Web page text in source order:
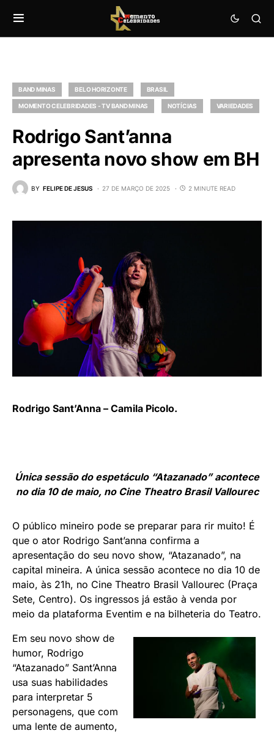
BAND MINAS BELO HORIZONTE BRASIL
MOMENTO CELEBRIDADES - TV BAND MINAS NOTÍCIAS VARIEDADES
Rodrigo Sant’anna
apresenta novo show em BH
BY FELIPE DE JESUS 27 DE MARÇO DE 2025 2 MINUTE READ
Rodrigo Sant’Anna – Camila Picolo.
Única sessão do espetáculo “Atazanado” acontece
no dia 10 de maio, no Cine Theatro Brasil Vallourec
O público mineiro pode se preparar para rir muito! É
que o ator Rodrigo Sant’anna confirma a
apresentação do seu novo show, “Atazanado”, na
capital mineira. A única sessão acontece no dia 10 de
maio, às 21h, no Cine Theatro Brasil Vallourec (Praça
Sete, Centro). Os ingressos já estão à venda por
meio da plataforma Eventim e na bilheteria do Teatro.
Em seu novo show de
humor, Rodrigo
“Atazanado” Sant’Anna
usa suas habilidades
para interpretar 5
personagens, que com
uma lente de aumento,